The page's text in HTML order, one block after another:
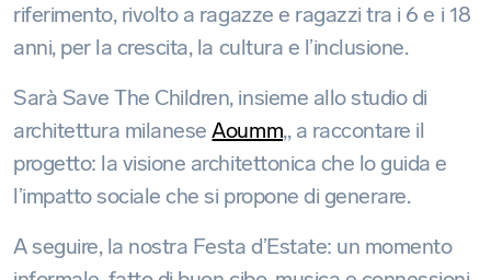
riferimento, rivolto a ragazze e ragazzi tra i 6 e i 18
anni, per la crescita, la cultura e l’inclusione.
Sarà Save The Children, insieme allo studio di
architettura milaneseAoumm,, a raccontare il
progetto: la visione architettonica che lo guida e
l’impatto sociale che si propone di generare.
A seguire, la nostra Festa d’Estate: un momento